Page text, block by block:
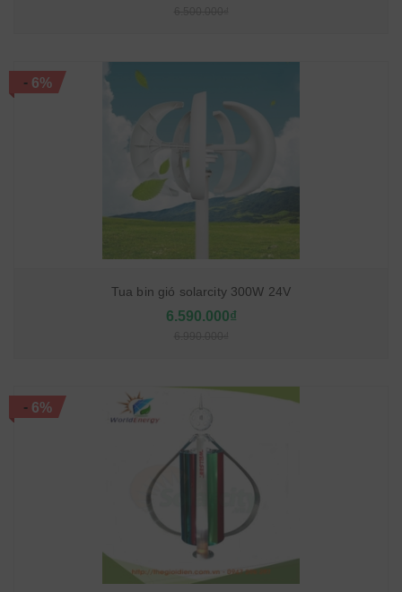
- 6%
Tua bin gió solarcity 300W 24V
6.590.000₫
- 6%